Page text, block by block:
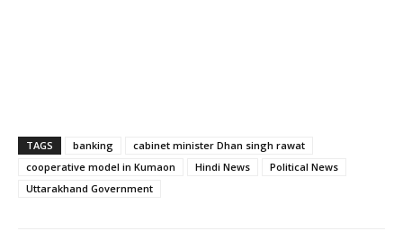
TAGS banking
cabinet minister Dhan singh rawat
cooperative model in Kumaon
Hindi News
Political News
Uttarakhand Government